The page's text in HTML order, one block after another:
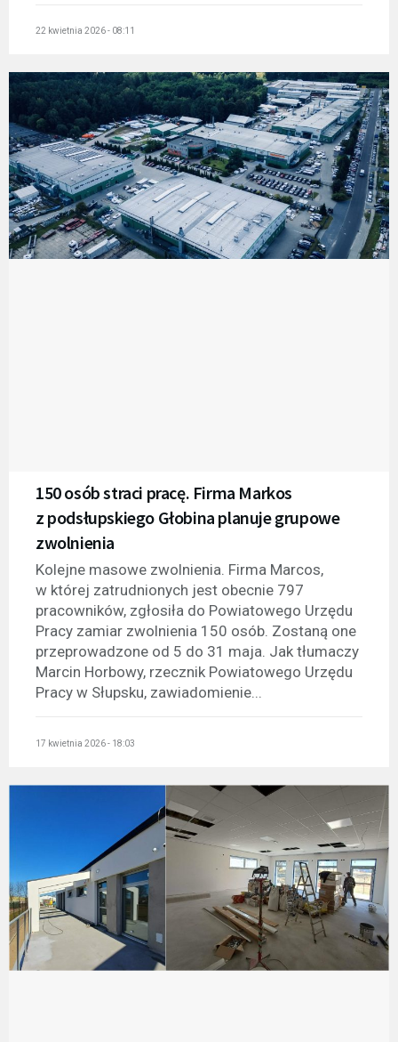
22 kwietnia 2026 - 08:11
150 osób straci pracę. Firma Markos
z podsłupskiego Głobina planuje grupowe
zwolnienia
Kolejne masowe zwolnienia. Firma Marcos,
w której zatrudnionych jest obecnie 797
pracowników, zgłosiła do Powiatowego Urzędu
Pracy zamiar zwolnienia 150 osób. Zostaną one
przeprowadzone od 5 do 31 maja. Jak tłumaczy
Marcin Horbowy, rzecznik Powiatowego Urzędu
Pracy w Słupsku, zawiadomienie...
17 kwietnia 2026 - 18:03